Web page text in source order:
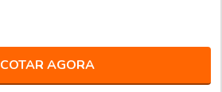
COTAR AGORA